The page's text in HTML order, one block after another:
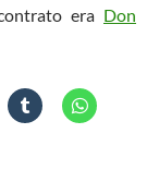
era Don